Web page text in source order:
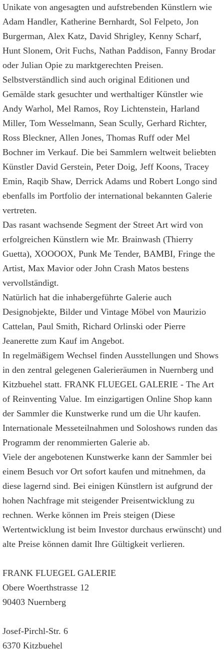
Unikate von angesagten und aufstrebenden Künstlern wie
Adam Handler, Katherine Bernhardt, Sol Felpeto, Jon
Burgerman, Alex Katz, David Shrigley, Kenny Scharf,
Hunt Slonem, Orit Fuchs, Nathan Paddison, Fanny Brodar
oder Julian Opie zu marktgerechten Preisen.
Selbstverständlich sind auch original Editionen und
Gemälde stark gesuchter und werthaltiger Künstler wie
Andy Warhol, Mel Ramos, Roy Lichtenstein, Harland
Miller, Tom Wesselmann, Sean Scully, Gerhard Richter,
Ross Bleckner, Allen Jones, Thomas Ruff oder Mel
Bochner im Verkauf. Die bei Sammlern weltweit beliebten
Künstler David Gerstein, Peter Doig, Jeff Koons, Tracey
Emin, Raqib Shaw, Derrick Adams und Robert Longo sind
ebenfalls im Portfolio der international bekannten Galerie
vertreten.
Das rasant wachsende Segment der Street Art wird von
erfolgreichen Künstlern wie Mr. Brainwash (Thierry
Guetta), XOOOOX, Punk Me Tender, BAMBI, Fringe the
Artist, Max Mavior oder John Crash Matos bestens
vervollständigt.
Natürlich hat die inhabergeführte Galerie auch
Designobjekte, Bilder und Vintage Möbel von Maurizio
Cattelan, Paul Smith, Richard Orlinski oder Pierre
Jeanerette zum Kauf im Angebot.
In regelmäßigem Wechsel finden Ausstellungen und Shows
in den zentral gelegenen Galerieräumen in Nuernberg und
Kitzbuehel statt. FRANK FLUEGEL GALERIE - The Art
of Reinventing Value. Im einzigartigen Online Shop kann
der Sammler die Kunstwerke rund um die Uhr kaufen.
Internationale Messeteilnahmen und Soloshows runden das
Programm der renommierten Galerie ab.
Viele der angebotenen Kunstwerke kann der Sammler bei
einem Besuch vor Ort sofort kaufen und mitnehmen, da
diese lagernd sind. Bei einigen Künstlern ist aufgrund der
hohen Nachfrage mit steigender Preisentwicklung zu
rechnen. Werke können im Preis steigen (Diese
Wertentwicklung ist beim Investor durchaus erwünscht) und
alte Preise können damit Ihre Gültigkeit verlieren.
FRANK FLUEGEL GALERIE
Obere Woerthstrasse 12
90403 Nuernberg
Josef-Pirchl-Str. 6
6370 Kitzbuehel